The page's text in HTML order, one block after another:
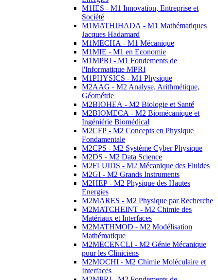
M1IES - M1 Innovation, Entreprise et
Société
M1MATHJHADA - M1 Mathématiques
Jacques Hadamard
M1MECHA - M1 Mécanique
M1MIE - M1 en Economie
M1MPRI - M1 Fondements de
l'Informatique MPRI
M1PHYSICS - M1 Physique
M2AAG - M2 Analyse, Arithmétique,
Géométrie
M2BIOHEA - M2 Biologie et Santé
M2BIOMECA - M2 Biomécanique et
Ingéniérie Biomédical
M2CFP - M2 Concepts en Physique
Fondamentale
M2CPS - M2 Système Cyber Physique
M2DS - M2 Data Science
M2FLUIDS - M2 Mécanique des Fluides
M2GI - M2 Grands Instruments
M2HEP - M2 Physique des Hautes
Energies
M2MARES - M2 Physique par Recherche
M2MATCHEINT - M2 Chimie des
Matériaux et Interfaces
M2MATHMOD - M2 Modélisation
Mathématique
M2MECENCLI - M2 Génie Mécanique
pour les Cliniciens
M2MOCHI - M2 Chimie Moléculaire et
Interfaces